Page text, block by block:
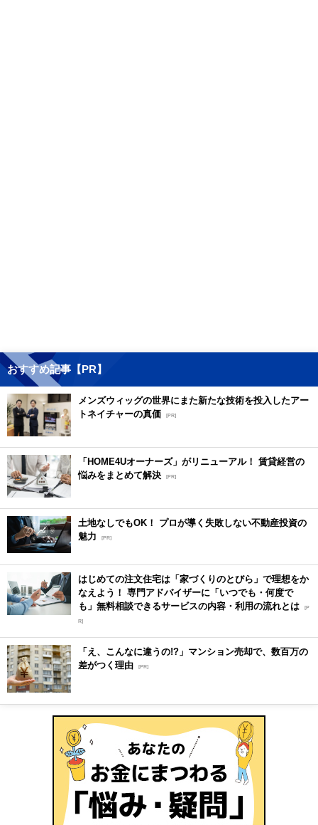
おすすめ記事【PR】
メンズウィッグの世界にまた新たな技術を投入したアー
トネイチャーの真価 [PR]
「HOME4Uオーナーズ」がリニューアル！ 賃貸経営の
悩みをまとめて解決 [PR]
土地なしでもOK！ プロが導く失敗しない不動産投資の
魅力
[PR]
はじめての注文住宅は「家づくりのとびら」で理想をか
なえよう！ 専門アドバイザーに「いつでも・何度で
も」無料相談できるサービスの内容・利用の流れとは [P
R]
「え、こんなに違うの!?」マンション売却で、数百万の
差がつく理由 [PR]